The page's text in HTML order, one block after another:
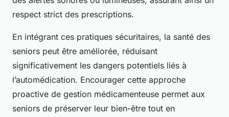
respect strict des prescriptions.
En intégrant ces pratiques sécuritaires, la santé des
seniors peut être améliorée, réduisant
significativement les dangers potentiels liés à
l’automédication. Encourager cette approche
proactive de gestion médicamenteuse permet aux
seniors de préserver leur bien-être tout en